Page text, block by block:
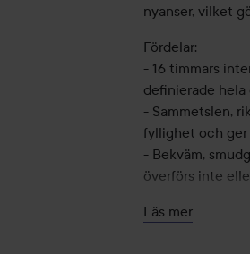
nyanser, vilket
Fördelar:
- 16 timmars
definierade hela
- Sammetslen,
fyllighet och ger
- Bekväm,
överförs inte
Vad säger
Läs mer